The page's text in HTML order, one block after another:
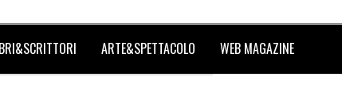
ARTE&SPETTACOLO WEB MAGAZINE